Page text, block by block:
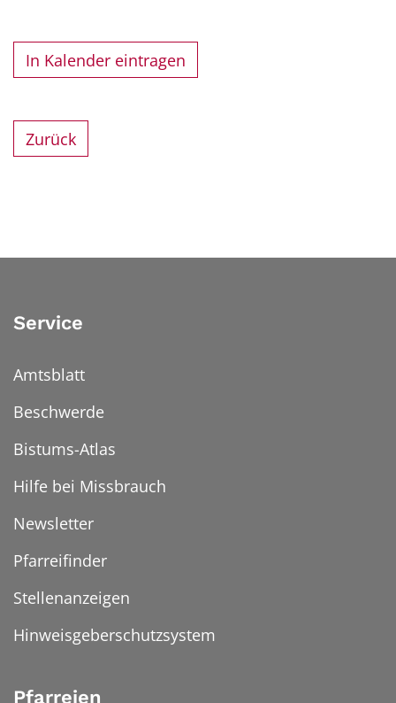
In Kalender eintragen
Zurück
Service
Amtsblatt
Beschwerde
Bistums-Atlas
Hilfe bei Missbrauch
Newsletter
Pfarreifinder
Stellenanzeigen
Hinweisgeberschutzsystem
Pfarreien